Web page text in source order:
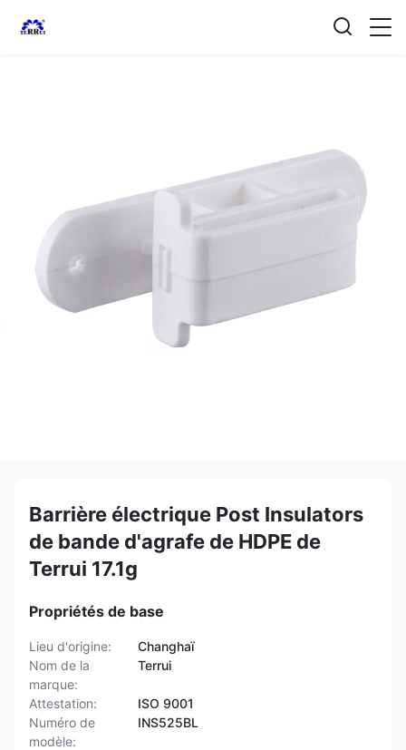
Barrière électrique Post Insulators
de bande d'agrafe de HDPE de
Terrui 17.1g
Propriétés de base
Lieu d'origine:
Changhaï
Nom de la
marque:
Terrui
Attestation:
ISO 9001
Numéro de
modèle:
INS525BL